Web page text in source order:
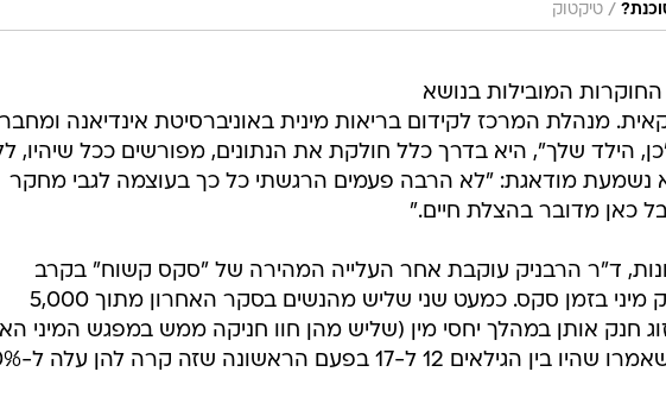
/ טיקטוק
המובילות בנושא
מנהלת המרכז לקידום בריאות מינית באוניברסיטת אינדיאנה
הילד שלך", היא בדרך כלל חולקת את הנתונים, מפורשים ככל שיהיו,
נשמעת מודאגת: "לא הרבה פעמים הרגשתי כל כך בעוצמה לגבי מחקר
כאן מדובר בהצלת חיים."
ד"ר הרבניק עוקבת אחר העלייה המהירה של "סקס קשוח" בקרב
סטודנטים, במיוחד חנק מיני בזמן סקס. כמעט שני שליש מהנשים בסקר האחרון מתוך 5,000
חנק אותן במהלך יחסי מין (שליש מהן חוו חניקה ממש במפגש המיני